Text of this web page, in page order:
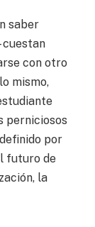
saber
cuestan
con otro
mismo,
perniciosos
por
futuro de
la